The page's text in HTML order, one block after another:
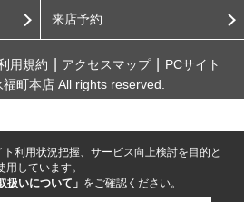
来店予約
用規約 アクセスマップ
PCサイト
町本店 All rights reserved.
利用状況把握、サービス向上検討を目的と
しています。
扱いについて」 をご確認ください。